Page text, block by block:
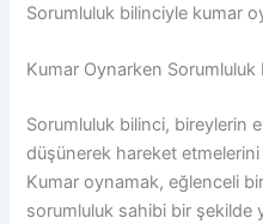
Sorumluluk bilinciyle kumar
Kumar Oynarken Sorumluluk
Sorumluluk bilinci, bireylerin
düşünerek hareket
Kumar oynamak, eğlenceli
sorumluluk sahibi bir şekilde